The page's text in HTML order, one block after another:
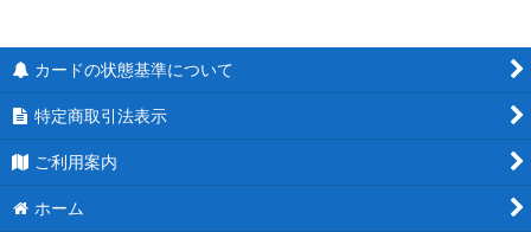
カードの状態基準について
特定商取引法表示
ご利用案内
ホーム